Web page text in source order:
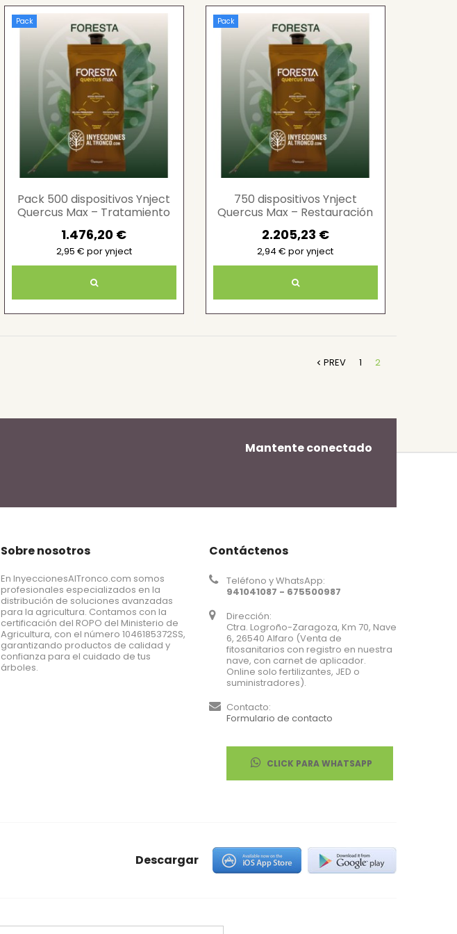
Pack
Pack 500 dispositivos Ynject
Quercus Max – Tratamiento
profesional Quercus
1.476,20 €
2,95 € por ynject
Pack
750 dispositivos Ynject
Quercus Max – Restauración
forestal avanzada
2.205,23 €
2,94 € por ynject
 PREV 1 2
Mantente conectado
Sobre nosotros
En InyeccionesAlTronco.com somos
profesionales especializados en la
distribución de soluciones avanzadas
para la agricultura. Contamos con la
certificación del ROPO del Ministerio de
Agricultura, con el número 1046185372SS,
garantizando productos de calidad y
confianza para el cuidado de tus
árboles.
Contáctenos
Teléfono y WhatsApp:
941041087 - 675500987
Dirección:
Ctra. Logroño-Zaragoza, Km 70, Nave
6, 26540 Alfaro (Venta de
fitosanitarios con registro en nuestra
nave, con carnet de aplicador.
Online solo fertilizantes, JED o
suministradores).
Contacto:
Formulario de contacto
CLICK PARA WHATSAPP
Descargar